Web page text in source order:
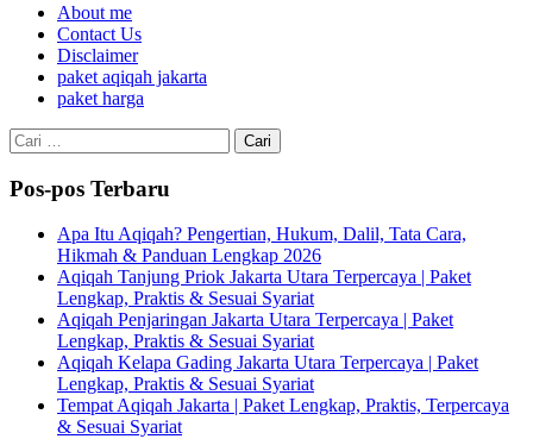
About me
Contact Us
Disclaimer
paket aqiqah jakarta
paket harga
Cari
untuk:
Pos-pos Terbaru
Apa Itu Aqiqah? Pengertian, Hukum, Dalil, Tata Cara,
Hikmah & Panduan Lengkap 2026
Aqiqah Tanjung Priok Jakarta Utara Terpercaya | Paket
Lengkap, Praktis & Sesuai Syariat
Aqiqah Penjaringan Jakarta Utara Terpercaya | Paket
Lengkap, Praktis & Sesuai Syariat
Aqiqah Kelapa Gading Jakarta Utara Terpercaya | Paket
Lengkap, Praktis & Sesuai Syariat
Tempat Aqiqah Jakarta | Paket Lengkap, Praktis, Terpercaya
& Sesuai Syariat